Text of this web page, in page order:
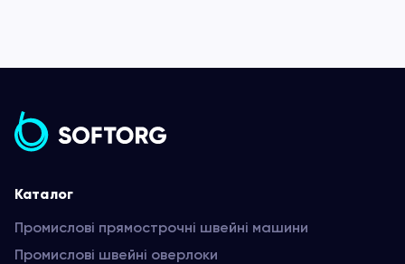
Каталог
Промислові прямострочні швейні машини
Промислові швейні оверлоки